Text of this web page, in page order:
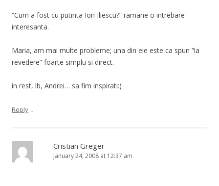
“Cum a fost cu putinta Ion Iliescu?” ramane o intrebare
interesanta.
Maria, am mai multe probleme; una din ele este ca spun “la
revedere” foarte simplu si direct.
in rest, lb, Andrei… sa fim inspirati:)
Reply ↓
Cristian Greger
January 24, 2008 at 12:37 am